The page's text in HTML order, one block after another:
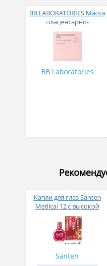
BB LABORATORIES Маска
плацентарно-
гиалуроновая (отек
лица, разглаживание
BB Laboratories
Капли для глаз Santen
Medical 12 с высокой
концентрацией
активных компонентов
12 мл
Santen